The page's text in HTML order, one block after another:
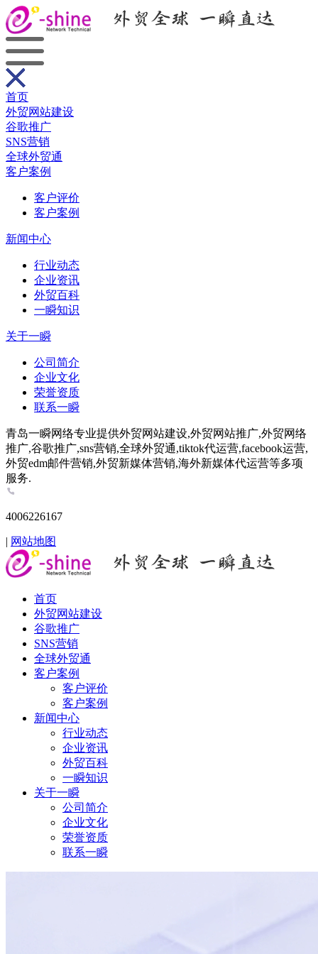
首页
外贸网站建设
谷歌推广
SNS营销
全球外贸通
客户案例
客户评价
客户案例
新闻中心
行业动态
企业资讯
外贸百科
一瞬知识
关于一瞬
公司简介
企业文化
荣誉资质
联系一瞬
青岛一瞬网络专业提供外贸网站建设,外贸网站推广,外贸网络
推广,谷歌推广,sns营销,全球外贸通,tiktok代运营,facebook运营,
外贸edm邮件营销,外贸新媒体营销,海外新媒体代运营等多项
服务.
4006226167
| 网站地图
首页
外贸网站建设
谷歌推广
SNS营销
全球外贸通
客户案例
客户评价
客户案例
新闻中心
行业动态
企业资讯
外贸百科
一瞬知识
关于一瞬
公司简介
企业文化
荣誉资质
联系一瞬